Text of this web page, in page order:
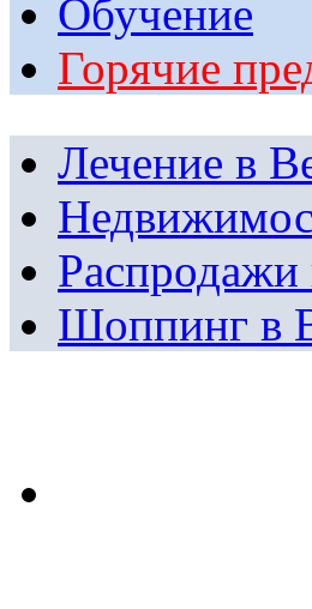
Обучение
Горячие
Лечение в
Распродажи
Шоппинг в